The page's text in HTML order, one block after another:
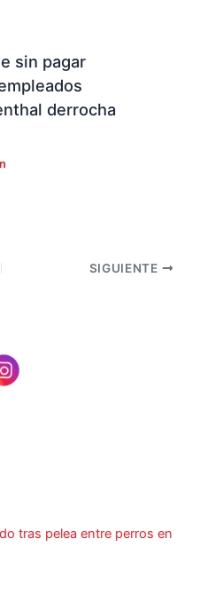
sin pagar
derrocha
SIGUIENTE
tras pelea entre perros en